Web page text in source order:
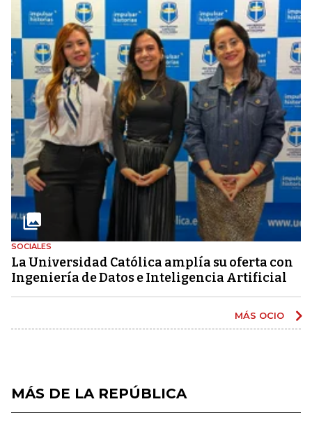
SOCIALES
La Universidad Católica amplía su oferta con
Ingeniería de Datos e Inteligencia Artificial
MÁS OCIO
MÁS DE LA REPÚBLICA